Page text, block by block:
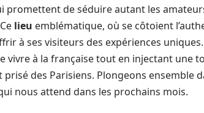
promettent de séduire autant les
lieu emblématique, où se côtoient
à ses visiteurs des expériences uniques.
vivre à la française tout en injectant une
des Parisiens. Plongeons ensemble
nous attend dans les prochains mois.